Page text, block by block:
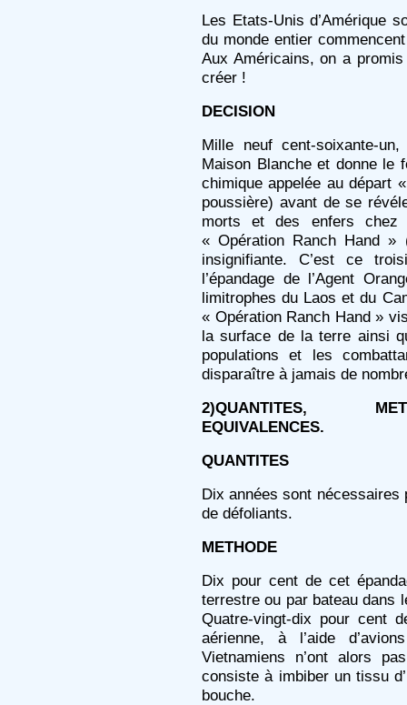
Les Etats-Unis d’Amérique
du monde entier
Aux Américains, on a
créer !
DECISION
Mille neuf cent-soixante-
Maison Blanche et donne le
chimique appelée au départ
poussière) avant de se
morts et des enfers chez
« Opération Ranch Hand »
insignifiante. C’est ce
l’épandage de l’Agent
limitrophes du Laos et du
« Opération Ranch Hand »
la surface de la terre ainsi
populations et les
disparaître à jamais de
2)QUANTITES,
EQUIVALENCES.
QUANTITES
Dix années sont
de défoliants.
METHODE
Dix pour cent de cet
terrestre ou par bateau dans
Quatre-vingt-dix pour cent
aérienne, à l’aide
Vietnamiens n’ont alors
consiste à imbiber un tissu
bouche.